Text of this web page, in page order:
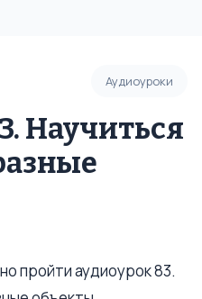
Аудиоуроки
Научиться
пройти аудиоурок 83.